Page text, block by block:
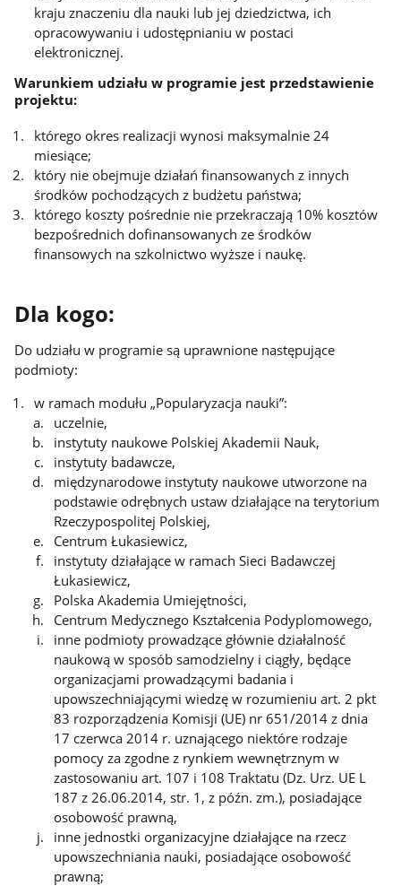
kraju znaczeniu dla nauki lub jej dziedzictwa, ich
opracowywaniu i udostępnianiu w postaci
elektronicznej.
Warunkiem udziału w programie jest przedstawienie
projektu:
którego okres realizacji wynosi maksymalnie 24
miesiące;
który nie obejmuje działań finansowanych z innych
środków pochodzących z budżetu państwa;
którego koszty pośrednie nie przekraczają 10% kosztów
bezpośrednich dofinansowanych ze środków
finansowych na szkolnictwo wyższe i naukę.
Dla kogo:
Do udziału w programie są uprawnione następujące
podmioty:
w ramach modułu „Popularyzacja nauki”:
uczelnie,
instytuty naukowe Polskiej Akademii Nauk,
instytuty badawcze,
międzynarodowe instytuty naukowe utworzone na
podstawie odrębnych ustaw działające na terytorium
Rzeczypospolitej Polskiej,
Centrum Łukasiewicz,
instytuty działające w ramach Sieci Badawczej
Łukasiewicz,
Polska Akademia Umiejętności,
Centrum Medycznego Kształcenia Podyplomowego,
inne podmioty prowadzące głównie działalność
naukową w sposób samodzielny i ciągły, będące
organizacjami prowadzącymi badania i
upowszechniającymi wiedzę w rozumieniu art. 2 pkt
83 rozporządzenia Komisji (UE) nr 651/2014 z dnia
17 czerwca 2014 r. uznającego niektóre rodzaje
pomocy za zgodne z rynkiem wewnętrznym w
zastosowaniu art. 107 i 108 Traktatu (Dz. Urz. UE L
187 z 26.06.2014, str. 1, z późn. zm.), posiadające
osobowość prawną,
inne jednostki organizacyjne działające na rzecz
upowszechniania nauki, posiadające osobowość
prawną;